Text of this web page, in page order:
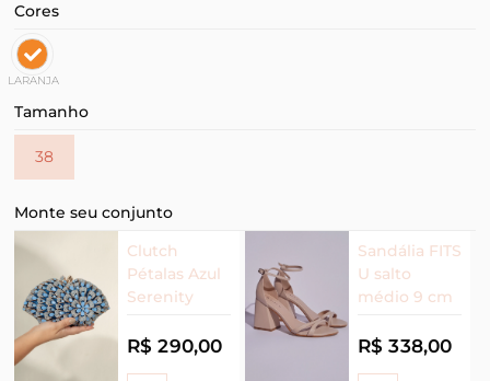
Cores
LARANJA
Tamanho
38
Monte seu conjunto
Clutch
Pétalas Azul
Serenity
R$ 290,00
Sandália FITS
U salto
médio 9 cm
R$ 338,00